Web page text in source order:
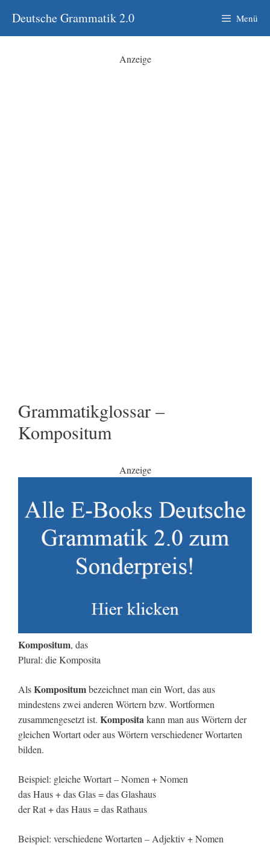
Inhalt
springen
Deutsche Grammatik 2.0 Menü
Anzeige
Grammatikglossar –
Kompositum
Anzeige
Kompositum, das
Plural: die Komposita
AlsKompositumbezeichnet man ein Wort, das aus
mindestens zwei anderen Wörtern bzw. Wortformen
zusammengesetzt ist. Kompositakann man aus Wörtern der
gleichen Wortart oder aus Wörtern verschiedener Wortarten
bilden.
Beispiel: gleiche Wortart – Nomen + Nomen
das Haus + das Glas = das Glashaus
der Rat + das Haus = das Rathaus
Beispiel: verschiedene Wortarten – Adjektiv + Nomen